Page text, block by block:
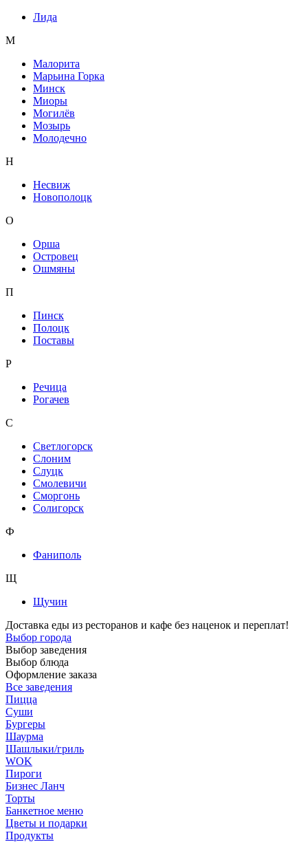
Лида
М
Малорита
Марьина Горка
Минск
Миоры
Могилёв
Мозырь
Молодечно
Н
Несвиж
Новополоцк
О
Орша
Островец
Ошмяны
П
Пинск
Полоцк
Поставы
Р
Речица
Рогачев
С
Светлогорск
Слоним
Слуцк
Смолевичи
Сморгонь
Солигорск
Ф
Фаниполь
Щ
Щучин
Доставка еды из ресторанов и кафе без наценок и переплат!
Выбор города
Выбор заведения
Выбор блюда
Оформление заказа
Все заведения
Пицца
Суши
Бургеры
Шаурма
Шашлыки/гриль
WOK
Пироги
Бизнес Ланч
Торты
Банкетное меню
Цветы и подарки
Продукты